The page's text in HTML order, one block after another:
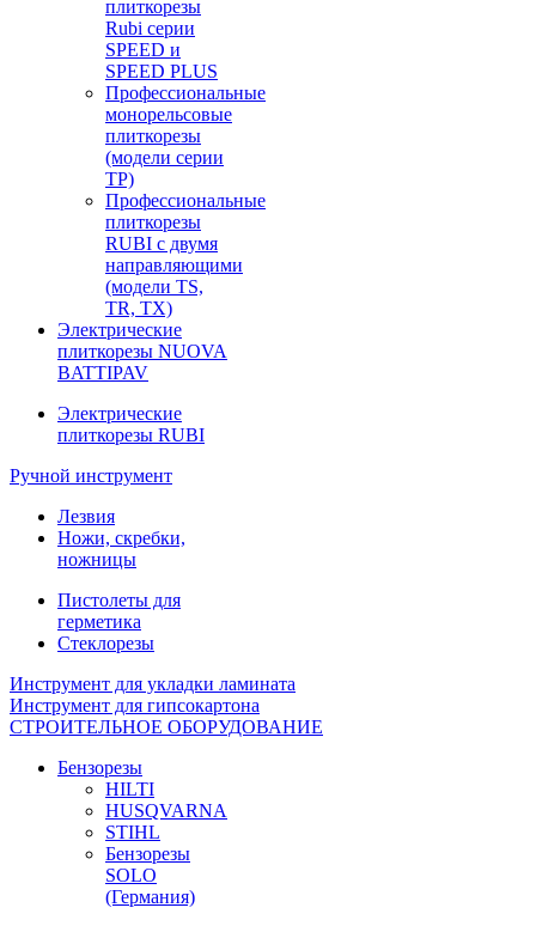
плиткорезы
Rubi серии
SPEED и
SPEED PLUS
Профессиональные
монорельсовые
плиткорезы
(модели серии
TP)
Профессиональные
плиткорезы
RUBI с двумя
направляющими
(модели TS,
TR, TX)
Электрические
плиткорезы NUOVA
BATTIPAV
Электрические
плиткорезы RUBI
Ручной инструмент
Лезвия
Ножи, скребки,
ножницы
Пистолеты для
герметика
Стеклорезы
Инструмент для укладки ламината
Инструмент для гипсокартона
СТРОИТЕЛЬНОЕ ОБОРУДОВАНИЕ
Бензорезы
HILTI
HUSQVARNA
STIHL
Бензорезы
SOLO
(Германия)